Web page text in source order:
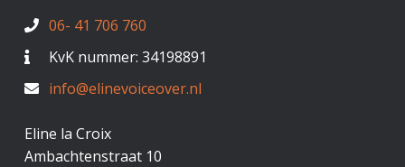
06- 41 706 760
KvK nummer: 34198891
info@elinevoiceover.nl
Eline la Croix
Ambachtenstraat 10